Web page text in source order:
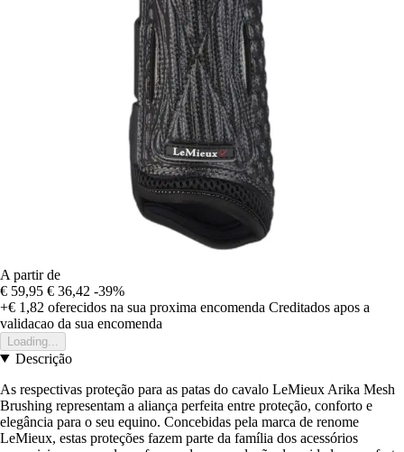
A partir de
€ 59,95 € 36,42 -39%
+€ 1,82 oferecidos na sua proxima encomenda Creditados apos a
validacao da sua encomenda
Loading...
Descrição
As respectivas proteção para as patas do cavalo LeMieux Arika Mesh
Brushing representam a aliança perfeita entre proteção, conforto e
elegância para o seu equino. Concebidas pela marca de renome
LeMieux, estas proteções fazem parte da família dos acessórios